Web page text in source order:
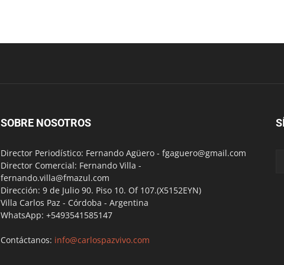
SOBRE NOSOTROS
Director Periodístico: Fernando Agüero - fgaguero@gmail.com
Director Comercial: Fernando Villa -
fernando.villa@fmazul.com
Dirección: 9 de Julio 90. Piso 10. Of 107.(X5152EYN)
Villa Carlos Paz - Córdoba - Argentina
WhatsApp: +5493541585147
Contáctanos: info@carlospazvivo.com